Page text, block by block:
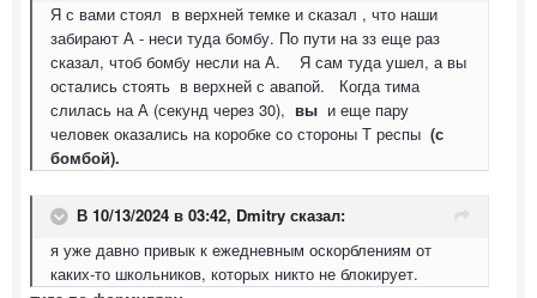
Я с вами стоял в верхней темке и сказал , что наши
забирают А - неси туда бомбу. По пути на зз еще раз
сказал, чтоб бомбу несли на А. Я сам туда ушел, а вы
остались стоять в верхней с авапой. Когда тима
слилась на А (секунд через 30), вы и еще пару
человек оказались на коробке со стороны Т респы (с
бомбой).
В 10/13/2024 в 03:42, Dmitry сказал:
я уже давно привык к ежедневным оскорблениям от
каких-то школьников, которых никто не блокирует.